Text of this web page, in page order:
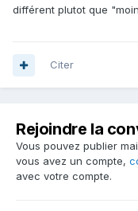
différent plutot que
Citer
Rejoindre la
Vous pouvez publier
vous avez un compte,
avec votre compte.